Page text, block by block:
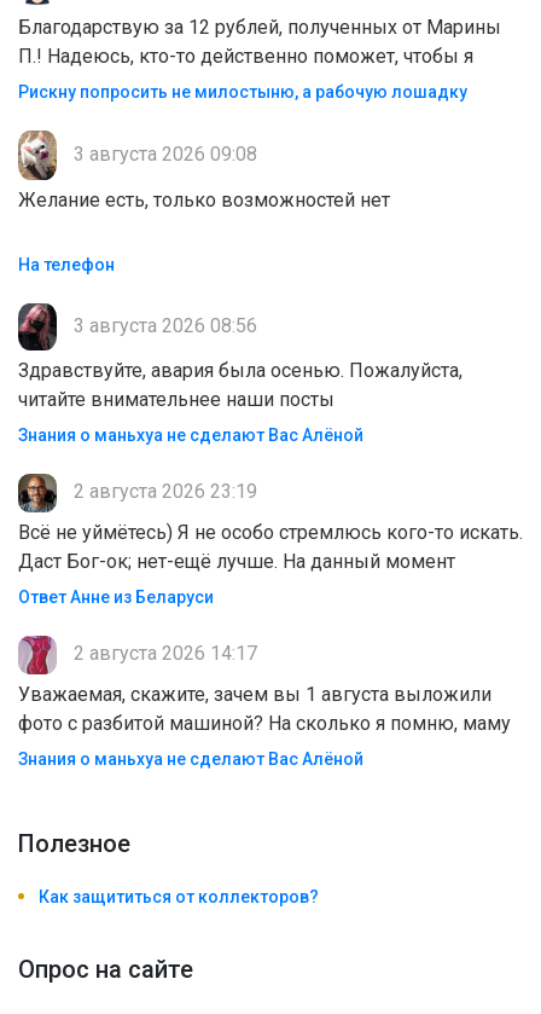
Благодарствую за 12 рублей, полученных от Марины
П.! Надеюсь, кто-то действенно поможет, чтобы я
Рискну попросить не милостыню, а рабочую лошадку
3 августа 2026 09:08
Желание есть, только возможностей нет
На телефон
3 августа 2026 08:56
Здравствуйте, авария была осенью. Пожалуйста,
читайте внимательнее наши посты
Знания о маньхуа не сделают Вас Алëной
2 августа 2026 23:19
Всё не уймётесь) Я не особо стремлюсь кого-то искать.
Даст Бог-ок; нет-ещё лучше. На данный момент
Ответ Анне из Беларуси
2 августа 2026 14:17
Уважаемая, скажите, зачем вы 1 августа выложили
фото с разбитой машиной? На сколько я помню, маму
Знания о маньхуа не сделают Вас Алëной
Полезноe
Как защититься от коллекторов?
Опрос на сайте